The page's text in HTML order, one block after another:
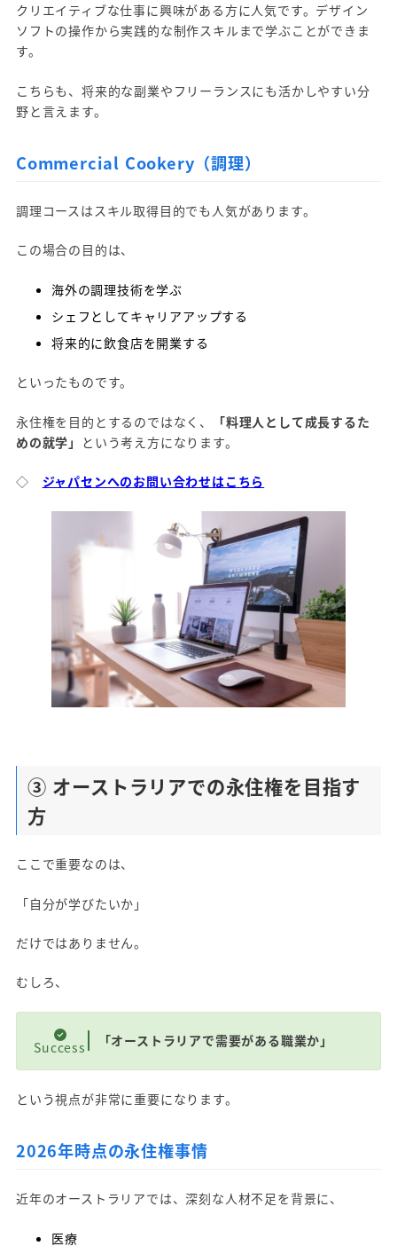
クリエイティブな仕事に興味がある方に人気です。デザイン
ソフトの操作から実践的な制作スキルまで学ぶことができま
す。
こちらも、将来的な副業やフリーランスにも活かしやすい分
野と言えます。
Commercial Cookery（調理）
調理コースはスキル取得目的でも人気があります。
この場合の目的は、
海外の調理技術を学ぶ
シェフとしてキャリアアップする
将来的に飲食店を開業する
といったものです。
永住権を目的とするのではなく、
「料理人として成長するた
めの就学」
という考え方になります。
◇ ジャパセンへのお問い合わせはこちら
③ オーストラリアでの永住権を目指す
方
ここで重要なのは、
「自分が学びたいか」
だけではありません。
むしろ、
Success 「オーストラリアで需要がある職業か」
という視点が非常に重要になります。
2026年時点の永住権事情
近年のオーストラリアでは、深刻な人材不足を背景に、
医療